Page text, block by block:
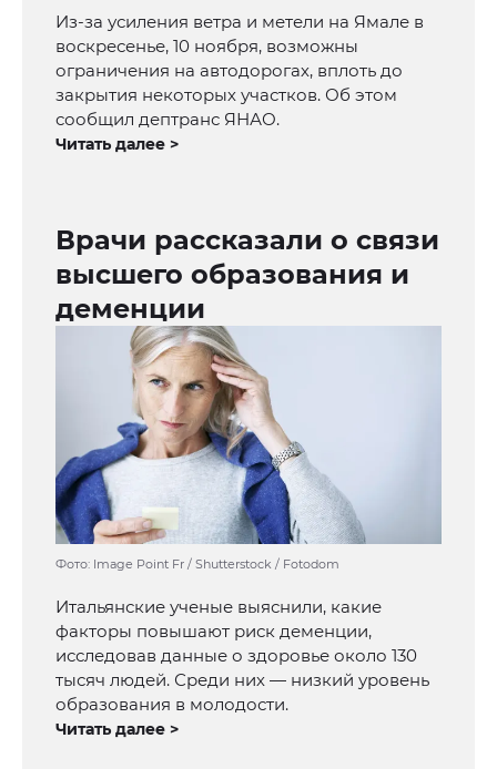
Из-за усиления ветра и метели на Ямале в
воскресенье, 10 ноября, возможны
ограничения на автодорогах, вплоть до
закрытия некоторых участков. Об этом
сообщил дептранс ЯНАО.
Читать далее >
Врачи рассказали о связи
высшего образования и
деменции
Фото: Image Point Fr / Shutterstock / Fotodom
Итальянские ученые выяснили, какие
факторы повышают риск деменции,
исследовав данные о здоровье около 130
тысяч людей. Среди них — низкий уровень
образования в молодости.
Читать далее >